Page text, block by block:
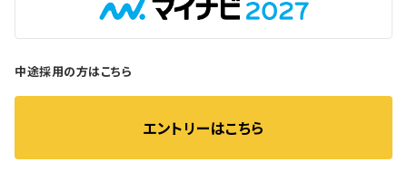
中途採用の方はこちら
エントリーはこちら